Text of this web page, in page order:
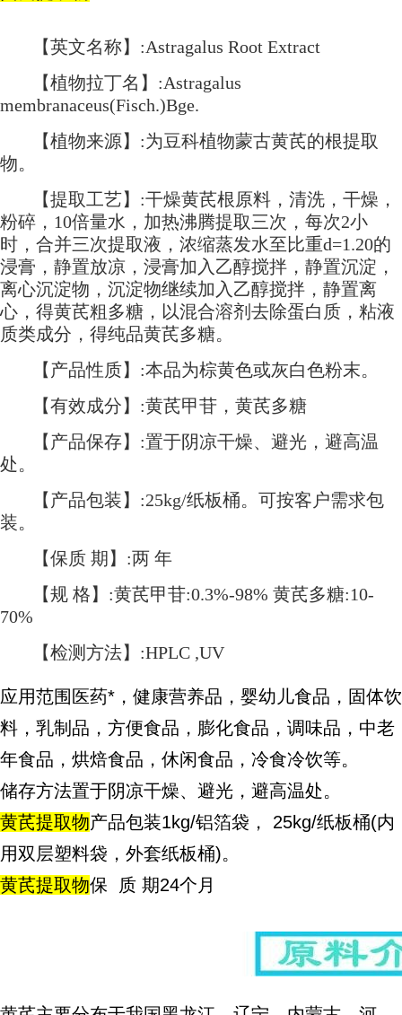
【英文名称】:Astragalus Root Extract
【植物拉丁名】:Astragalus
membranaceus(Fisch.)Bge.
【植物来源】:为豆科植物蒙古黄芪的根提取
物。
【提取工艺】:干燥黄芪根原料，清洗，干燥，
粉碎，10倍量水，加热沸腾提取三次，每次2小
时，合并三次提取液，浓缩蒸发水至比重d=1.20的
浸膏，静置放凉，浸膏加入乙醇搅拌，静置沉淀，
离心沉淀物，沉淀物继续加入乙醇搅拌，静置离
心，得黄芪粗多糖，以混合溶剂去除蛋白质，粘液
质类成分，得纯品黄芪多糖。
【产品性质】:本品为棕黄色或灰白色粉末。
【有效成分】:黄芪甲苷，黄芪多糖
【产品保存】:置于阴凉干燥、避光，避高温
处。
【产品包装】:25kg/纸板桶。可按客户需求包
装。
【保质 期】:两 年
【规 格】:黄芪甲苷:0.3%-98% 黄芪多糖:10-
70%
【检测方法】:HPLC ,UV
应用范围医药*，健康营养品，婴幼儿食品，固体饮
料，乳制品，方便食品，膨化食品，调味品，中老
年食品，烘焙食品，休闲食品，冷食冷饮等。
储存方法置于阴凉干燥、避光，避高温处。
黄芪提取物产品包装1kg/铝箔袋， 25kg/纸板桶(内
用双层塑料袋，外套纸板桶)。
黄芪提取物保 质 期24个月